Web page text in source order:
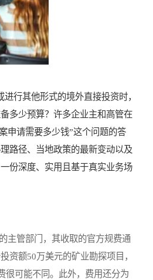
行其他形式的境外直接投资时，
多少预算？许多企业主和高管在
申请需要多少钱”这个问题的答
路径、当地政策的最新变动以及
份深度、实用且基于真实业务场
管部门，其收取的官方规费通
资额50万美元的矿业勘探项目，
很可能不同。此外，费用还分为